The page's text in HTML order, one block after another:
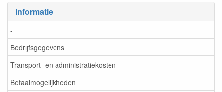
Informatie
-
Bedrijfsgegevens
Transport- en administratiekosten
Betaalmogelijkheden